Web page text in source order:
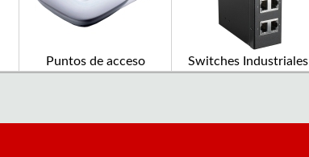
Puntos de acceso Switches Industriales